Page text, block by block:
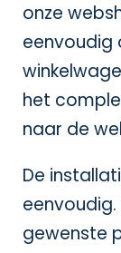
onze
eenvoudig
het
naar de
De
gewenste